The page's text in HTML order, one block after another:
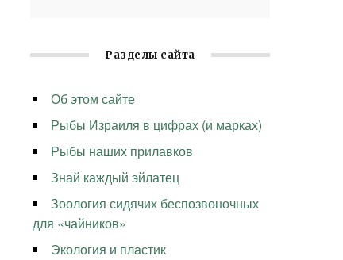
Разделы сайта
Об этом сайте
Рыбы Израиля в цифрах (и марках)
Рыбы наших прилавков
Знай каждый эйлатец
Зоология сидячих беспозвоночных
для «чайников»
Экология и пластик